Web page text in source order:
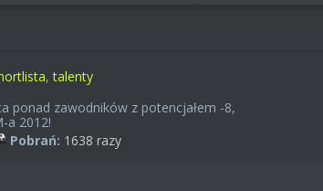
,talenty
ponad zawodników z potencjałem -8,
a 2012!
Pobrań: 1638 razy